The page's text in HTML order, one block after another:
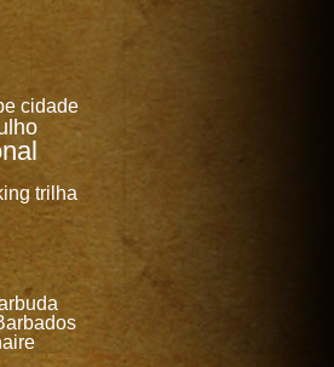
cidade
trilha